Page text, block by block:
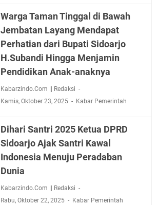
Warga Taman Tinggal di Bawah
Jembatan Layang Mendapat
Perhatian dari Bupati Sidoarjo
H.Subandi Hingga Menjamin
Pendidikan Anak-anaknya
Kabarzindo.Com || Redaksi
Kamis, Oktober 23, 2025
Kabar Pemerintah
Dihari Santri 2025 Ketua DPRD
Sidoarjo Ajak Santri Kawal
Indonesia Menuju Peradaban
Dunia
Kabarzindo.Com || Redaksi
Rabu, Oktober 22, 2025
Kabar Pemerintah